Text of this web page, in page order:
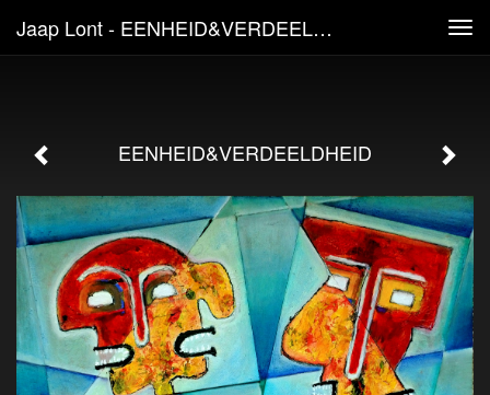
Jaap Lont - EENHEID&VERDEELDHEID
EENHEID&VERDEELDHEID